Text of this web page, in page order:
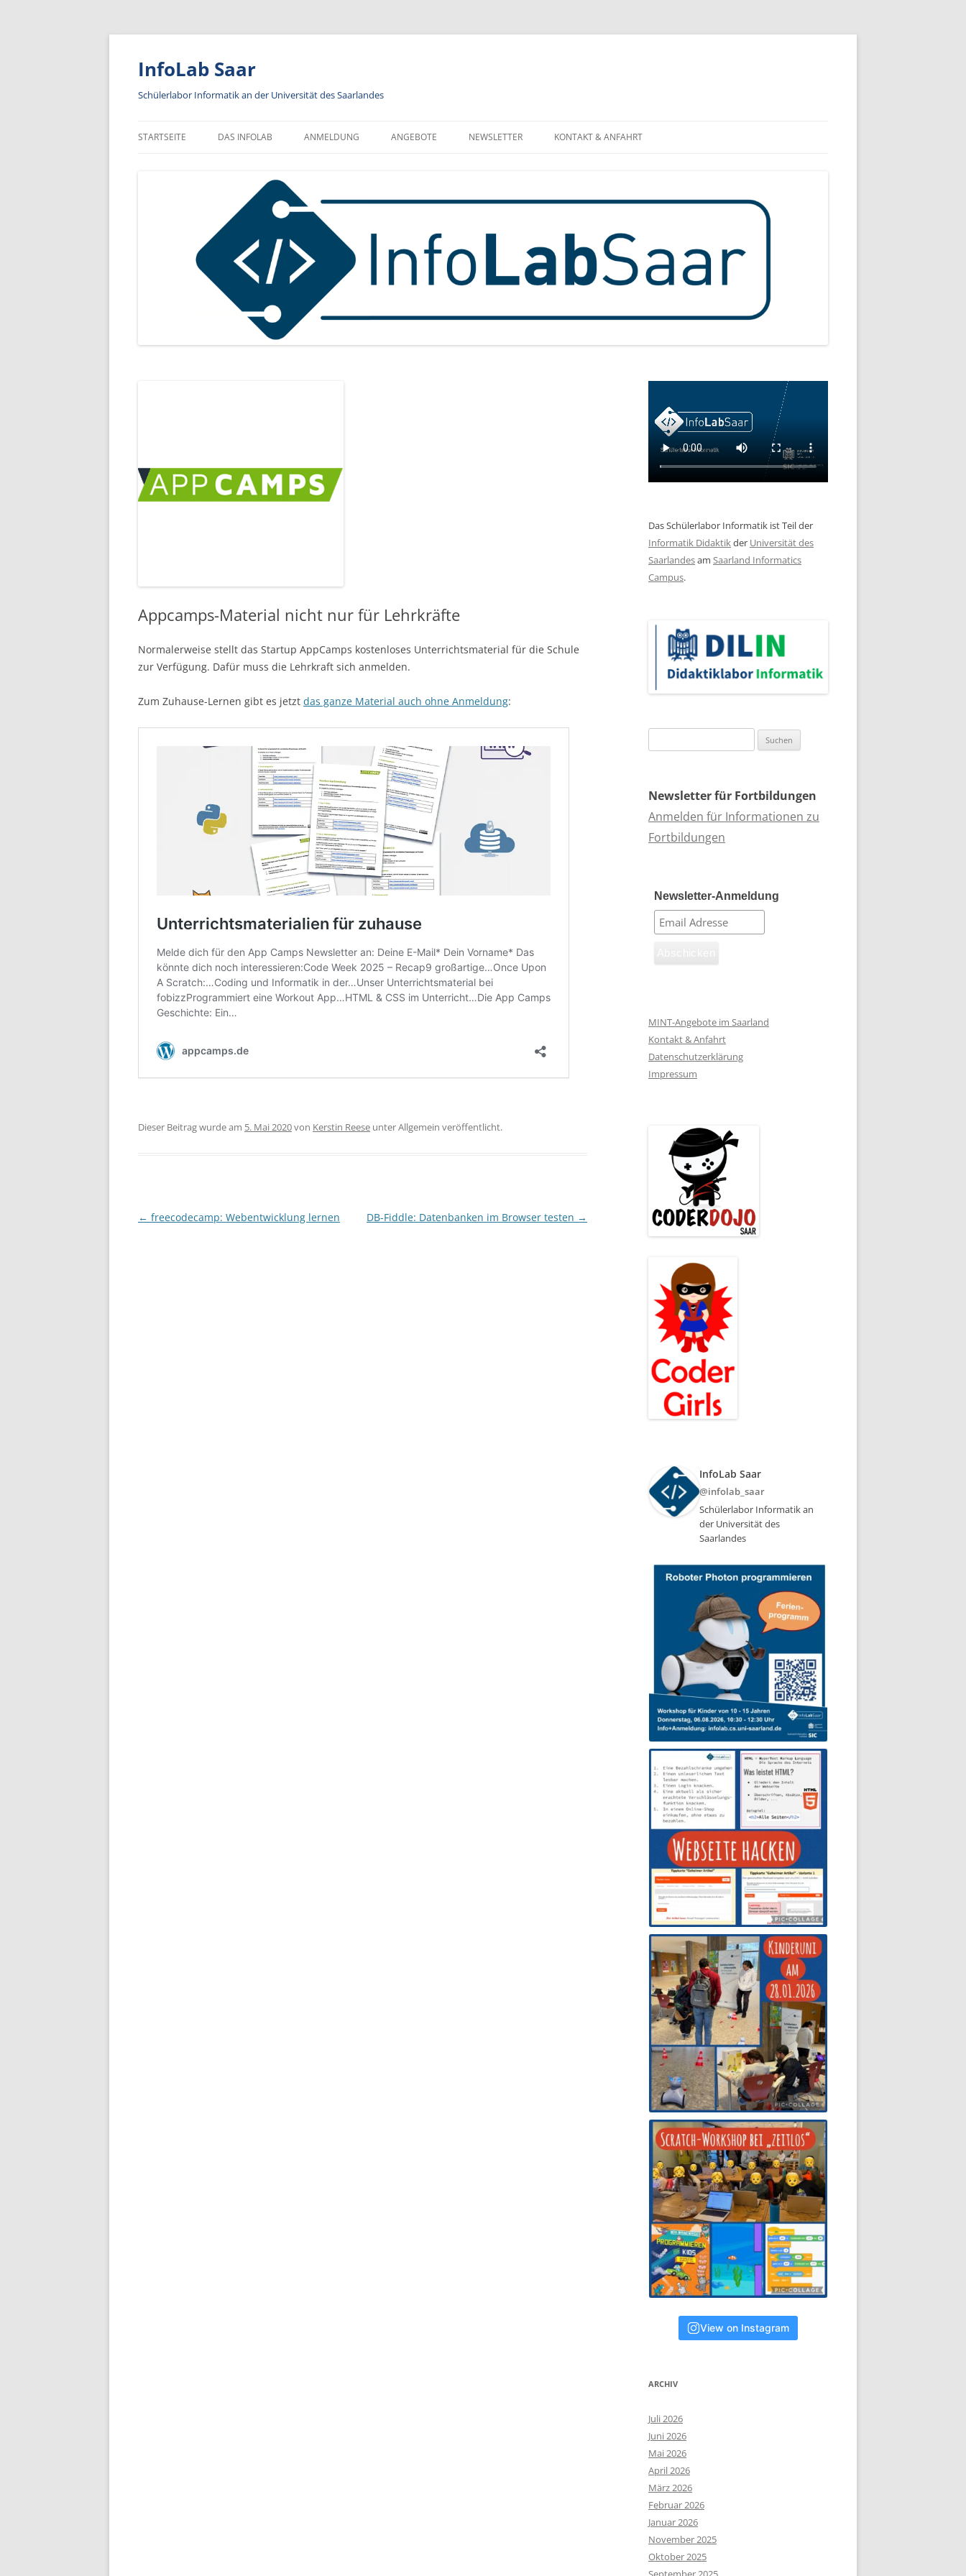
Zum
springen
InfoLab Saar
Schülerlabor Informatik an der Universität des Saarlandes
STARTSEITE DAS INFOLAB ANMELDUNG
INFORMATIONEN ZUR
ANMELDUNG
ANMELDUNG FÜR KLASSEN
ANGEBOTE
BERUFSORIENTIERUNG
NEWSLETTER
NEWSLETTER FÜR LEHRKRÄFTE
KONTAKT & ANFAHRT
Appcamps-Material nicht nur für Lehrkräfte
Normalerweise stellt das Startup AppCamps kostenloses Unterrichtsmaterial für die Schule
zur Verfügung. Dafür muss die Lehrkraft sich anmelden.
Zum Zuhause-Lernen gibt es jetzt das ganze Material auch ohne Anmeldung:
Dieser Beitrag wurde am 5. Mai 2020von Kerstin Reese unter Allgemein veröffentlicht.
Beitragsnavigation
← freecodecamp: Webentwicklung lernen DB-Fiddle: Datenbanken im Browser testen →
Das Schülerlabor Informatik ist Teil der
Informatik Didaktikder Universität des
Saarlandesam Saarland Informatics
Campus.
nach:
Newsletter für Fortbildungen
Anmelden für Informationen zu
Fortbildungen
Newsletter-Anmeldung
MINT-Angebote im Saarland
Kontakt & Anfahrt
Datenschutzerklärung
Impressum
InfoLab Saar
@infolab_saar
Schülerlabor Informatik an
der Universität des
Saarlandes
View on Instagram
ARCHIV
Juli 2026
Juni 2026
Mai 2026
April 2026
März 2026
Februar 2026
Januar 2026
November 2025
Oktober 2025